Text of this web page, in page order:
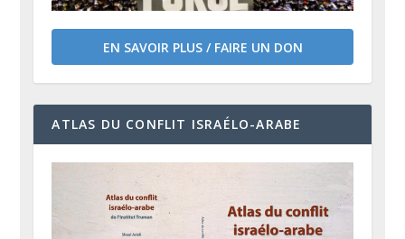
EN SAVOIR PLUS / FAIRE UN DON
ATLAS DU CONFLIT ISRAÉLO-ARABE